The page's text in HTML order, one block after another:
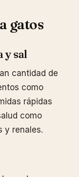
gatos
y sal
cantidad de
como
rápidas
como
y renales.